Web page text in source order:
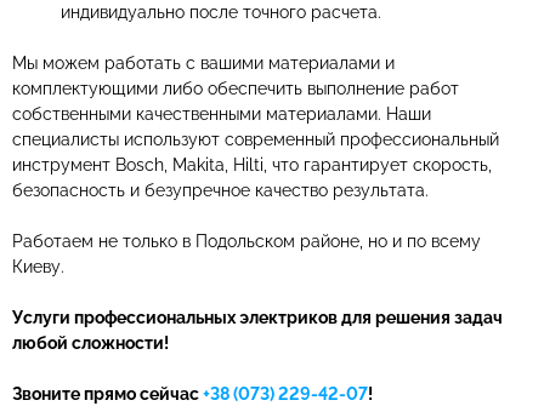
индивидуально после точного расчета.
Мы можем работать с вашими материалами и
комплектующими либо обеспечить выполнение работ
собственными качественными материалами. Наши
специалисты используют современный профессиональный
инструмент Bosch, Makita, Hilti, что гарантирует скорость,
безопасность и безупречное качество результата.
Работаем не только в Подольском районе, но и по всему
Киеву.
Услуги профессиональных электриков для решения задач
любой сложности!
Звоните прямо сейчас+38 (073) 229-42-07!